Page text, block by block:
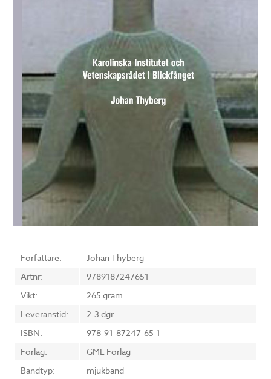
Författare:
Johan Thyberg
Artnr:
9789187247651
Vikt:
265 gram
Leveranstid:
2-3 dgr
ISBN:
978-91-87247-65-1
Förlag:
GML Förlag
Bandtyp:
mjukband